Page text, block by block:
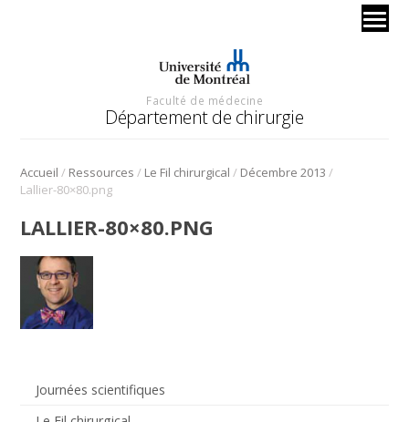
Faculté de médecine
Département de chirurgie
Accueil / Ressources / Le Fil chirurgical / Décembre 2013 /
Lallier-80×80.png
Journées scientifiques
LALLIER-80×80.PNG